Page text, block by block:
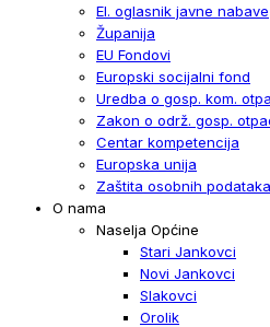
El. oglasnik javne nabave
Županija
EU Fondovi
Europski socijalni fond
Uredba o gosp. kom.
Zakon o održ. gosp.
Centar kompetencija
Europska unija
Zaštita osobnih podataka
O nama
Naselja Općine
Stari Jankovci
Novi Jankovci
Slakovci
Orolik